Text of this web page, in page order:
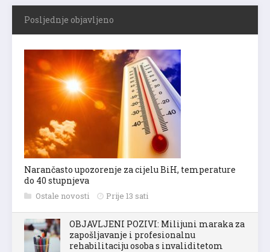
Posljednje objavljeno
Narančasto upozorenje za cijelu BiH, temperature
do 40 stupnjeva
Ostale novosti Prije 13 sati
OBJAVLJENI POZIVI: Milijuni maraka za
zapošljavanje i profesionalnu
rehabilitaciju osoba s invaliditetom